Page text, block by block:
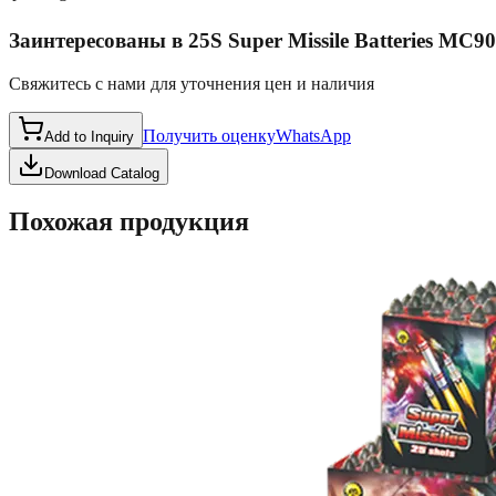
Заинтересованы в 25S Super Missile Batteries
Свяжитесь с нами для уточнения цен и наличия
Add to Inquiry Получить оценкуWhatsApp
Download Catalog
Похожая продукция